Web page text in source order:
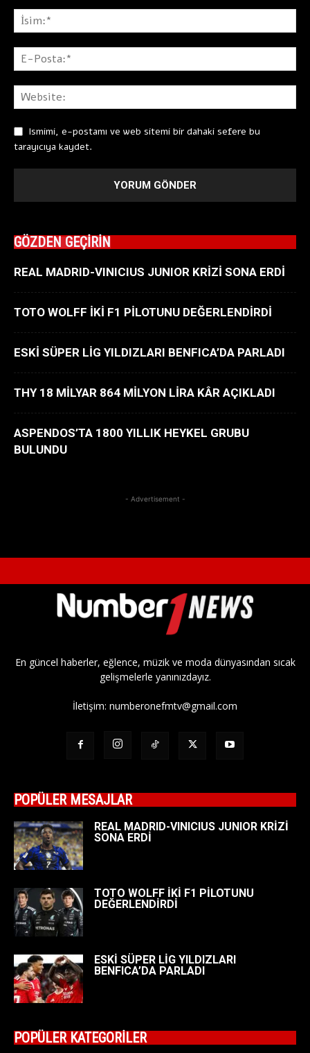
Ismimi, e-postamı ve web sitemi bir dahaki sefere bu
tarayıcıya kaydet.
GÖZDEN GEÇİRİN
REAL MADRID-VINICIUS JUNIOR KRİZİ SONA ERDİ
TOTO WOLFF İKİ F1 PİLOTUNU DEĞERLENDİRDİ
ESKİ SÜPER LİG YILDIZLARI BENFICA’DA PARLADI
THY 18 MİLYAR 864 MİLYON LİRA KÂR AÇIKLADI
ASPENDOS’TA 1800 YILLIK HEYKEL GRUBU
BULUNDU
- Advertisement -
En güncel haberler, eğlence, müzik ve moda dünyasından sıcak
gelişmelerle yanınızdayız.
İletişim: numberonefmtv@gmail.com
POPÜLER MESAJLAR
REAL MADRID-VINICIUS JUNIOR KRİZİ
SONA ERDİ
TOTO WOLFF İKİ F1 PİLOTUNU
DEĞERLENDİRDİ
ESKİ SÜPER LİG YILDIZLARI
BENFICA’DA PARLADI
POPÜLER KATEGORİLER